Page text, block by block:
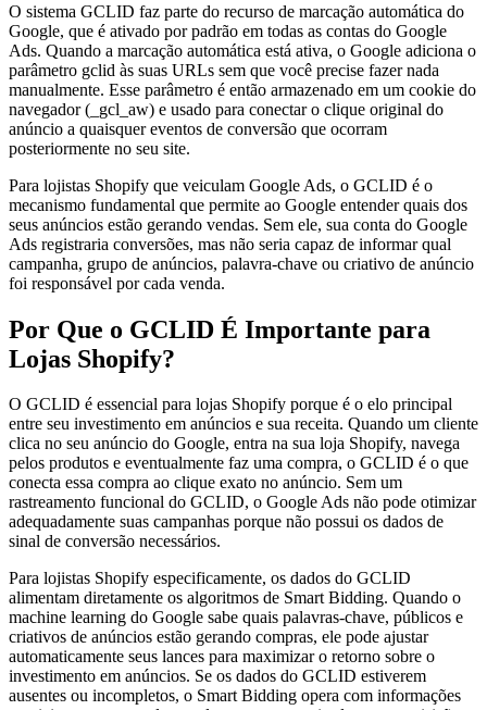
O sistema GCLID faz parte do recurso de marcação automática do
Google, que é ativado por padrão em todas as contas do Google
Ads. Quando a marcação automática está ativa, o Google adiciona o
parâmetro gclid às suas URLs sem que você precise fazer nada
manualmente. Esse parâmetro é então armazenado em um cookie do
navegador (_gcl_aw) e usado para conectar o clique original do
anúncio a quaisquer eventos de conversão que ocorram
posteriormente no seu site.
Para lojistas Shopify que veiculam Google Ads, o GCLID é o
mecanismo fundamental que permite ao Google entender quais dos
seus anúncios estão gerando vendas. Sem ele, sua conta do Google
Ads registraria conversões, mas não seria capaz de informar qual
campanha, grupo de anúncios, palavra-chave ou criativo de anúncio
foi responsável por cada venda.
Por Que o GCLID É Importante para
Lojas Shopify?
O GCLID é essencial para lojas Shopify porque é o elo principal
entre seu investimento em anúncios e sua receita. Quando um cliente
clica no seu anúncio do Google, entra na sua loja Shopify, navega
pelos produtos e eventualmente faz uma compra, o GCLID é o que
conecta essa compra ao clique exato no anúncio. Sem um
rastreamento funcional do GCLID, o Google Ads não pode otimizar
adequadamente suas campanhas porque não possui os dados de
sinal de conversão necessários.
Para lojistas Shopify especificamente, os dados do GCLID
alimentam diretamente os algoritmos de Smart Bidding. Quando o
machine learning do Google sabe quais palavras-chave, públicos e
criativos de anúncios estão gerando compras, ele pode ajustar
automaticamente seus lances para maximizar o retorno sobre o
investimento em anúncios. Se os dados do GCLID estiverem
ausentes ou incompletos, o Smart Bidding opera com informações